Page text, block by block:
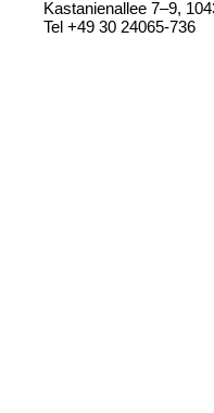
Kastanienallee 7–9,
Tel +49 30 24065-736